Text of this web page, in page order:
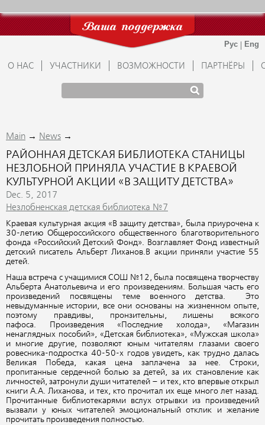
Ваша поддержка
О НАС УЧАСТНИКИ ВОЗМОЖНОСТИ ПАРТНЁРЫ
Main → News →
РАЙОННАЯ ДЕТСКАЯ БИБЛИОТЕКА СТАНИЦЫ
НЕЗЛОБНОЙ ПРИНЯЛА УЧАСТИЕ В КРАЕВОЙ
КУЛЬТУРНОЙ АКЦИИ «В ЗАЩИТУ ДЕТСТВА»
Dec. 5, 2017
Незлобненская детская библиотека №7
Краевая культурная акция «В защиту детства», была приурочена к
30-летию Общероссийского общественного благотворительного
фонда «Российский Детский Фонд». Возглавляет Фонд известный
детский писатель Альберт Лиханов.В акции приняли участие 55
детей.
Наша встреча с учащимися СОШ №12, была посвящена творчеству
Альберта Анатольевича и его произведениям. Большая часть его
произведений посвящены теме военного детства. Это
невыдуманные истории, все они основаны на жизненном опыте,
поэтому правдивы, пронзительны, лишены всякого
пафоса. Произведения «Последние холода», «Магазин
ненаглядных пособий», «Детская библиотека», «Мужская школа»
и многие другие, позволяют юным читателям глазами своего
ровесника-подростка 40-50-х годов увидеть, как трудно далась
Великая Победа, какая цена заплачена за нее. Строки,
пропитанные сердечной болью за детей, за их становление как
личностей, затронули души читателей – и тех, кто впервые открыл
книги А.А. Лиханова, и тех, кто прочитал их еще много лет назад.
Прочитанные библиотекарями вслух отрывки из произведений
вызвали у юных читателей эмоциональный отклик и желание
прочитать произведения полностью.